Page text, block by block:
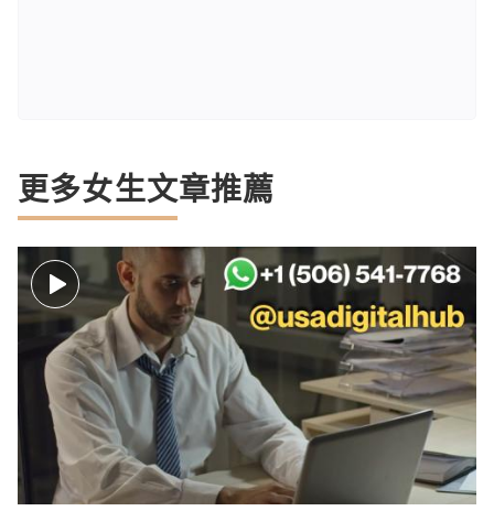
更多女生文章推薦